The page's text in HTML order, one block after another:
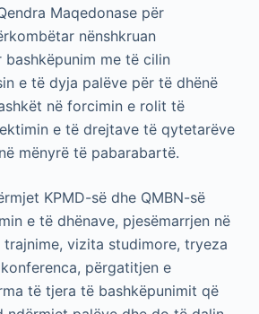
Maqedonase për
nënshkruan
bashkëpunim me të cilin
e të dyja palëve për të dhënë
në forcimin e rolit të
e të drejtave të qytetarëve
mënyrë të pabarabartë.
KPMD-së dhe QMBN-së
e të dhënave, pjesëmarrjen në
trajnime, vizita studimore, tryeza
përgatitjen e
të tjera të bashkëpunimit që